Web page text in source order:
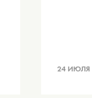
24 ИЮЛЯ